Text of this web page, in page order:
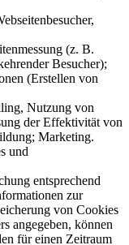
(z. B.
Besucher);
(Erstellen von
Nutzung von
der Effektivität von
Marketing.
und
entsprechend
zur
von Cookies
angegeben, können
für einen Zeitraum